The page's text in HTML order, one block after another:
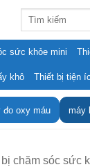
Search
sức khỏe mini
khô Thiết bị tiện
đo oxy máu máy
chăm sóc sức